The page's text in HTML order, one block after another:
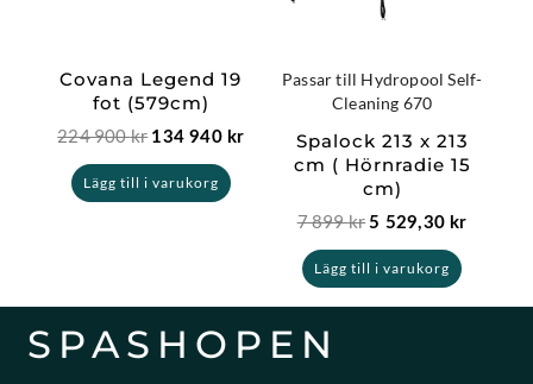
Covana Legend 19
fot (579cm)
224 900kr 134 940 kr
Lägg till i varukorg
Passar till Hydropool Self-
Cleaning 670
Spalock 213 x 213
cm ( Hörnradie 15
cm)
7 899kr 5 529,30 kr
Lägg till i varukorg
SPASHOPEN